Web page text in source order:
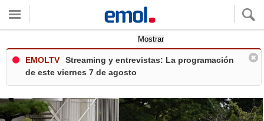
Mostrar
EMOLTV
Streaming y entrevistas: La programación
de este viernes 7 de agosto